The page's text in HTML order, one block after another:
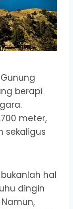
berapi
meter,
sekaligus
hal
dingin